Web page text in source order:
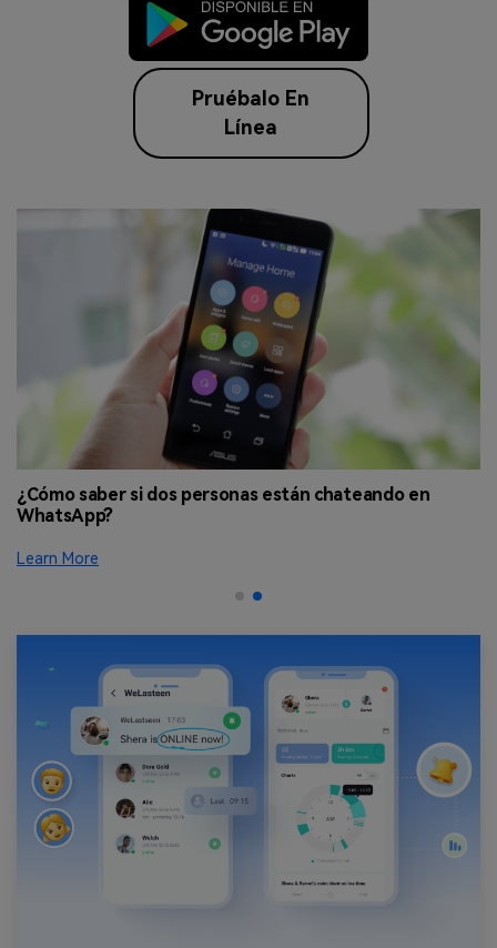
Pruébalo En
Línea
¿Cómo saber si dos personas están chateando en
WhatsApp?
Learn More